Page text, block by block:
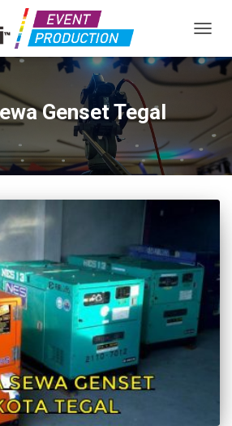
Genset Tegal